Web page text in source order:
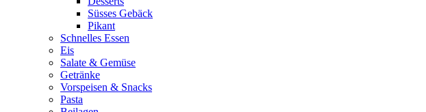
Süsses Gebäck
Pikant
Schnelles Essen
Eis
Salate & Gemüse
Getränke
Vorspeisen & Snacks
Pasta